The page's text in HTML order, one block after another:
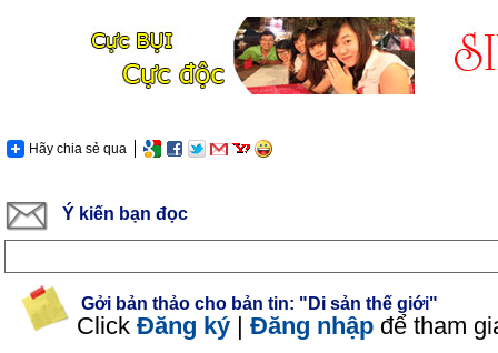
Hãy chia sẻ qua
Ý kiến bạn đọc
Gởi bản thảo cho bản tin: "Di sản thế giới"
Click Đăng ký | Đăng nhập để tham